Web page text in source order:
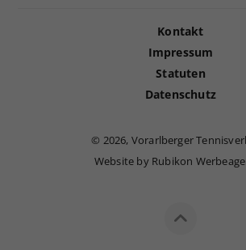
Kontakt
Impressum
Statuten
Datenschutz
© 2026, Vorarlberger
Website by Rubikon